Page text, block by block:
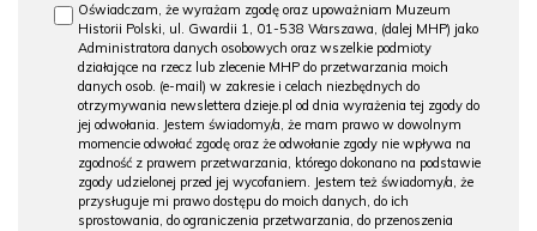
Oświadczam, że wyrażam zgodę oraz upoważniam Muzeum
Historii Polski, ul. Gwardii 1, 01-538 Warszawa, (dalej MHP) jako
Administratora danych osobowych oraz wszelkie podmioty
działające na rzecz lub zlecenie MHP do przetwarzania moich
danych osob. (e-mail) w zakresie i celach niezbędnych do
otrzymywania newslettera dzieje.pl od dnia wyrażenia tej zgody do
jej odwołania. Jestem świadomy/a, że mam prawo w dowolnym
momencie odwołać zgodę oraz że odwołanie zgody nie wpływa na
zgodność z prawem przetwarzania, którego dokonano na podstawie
zgody udzielonej przed jej wycofaniem. Jestem też świadomy/a, że
przysługuje mi prawo dostępu do moich danych, do ich
sprostowania, do ograniczenia przetwarzania, do przenoszenia